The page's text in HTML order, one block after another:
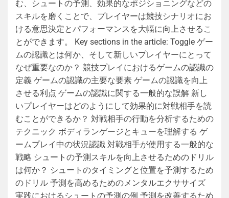
む、シュートの予測、効果的なポジショニングなどの
スキルを磨くことで、プレイヤーは競技シナリオにお
ける意思決定とパフォーマンスを大幅に向上させるこ
とができます。 Key sections in the article: Toggle ゲー
ムの認識とは何か、そして新しいプレイヤーにとって
なぜ重要なのか？ 競技プレイにおけるゲームの認識の
定義 ゲームの認識の主要な要素 ゲームの認識を向上
させる利点 ゲームの認識に関する一般的な誤解 新し
いプレイヤーはどのようにして効果的に対戦相手を読
むことができるか？ 対戦相手の行動を分析するための
テクニック ボディランゲージとキューを理解する ゲ
ームプレイ中の状況認識 対戦相手が使用する一般的な
戦略 シュートの予測スキルを向上させるためのドリル
は何か？ シュートのタイミングと位置を予測するため
のドリル 予測を高めるためのメンタルエクササイズ
実践におけるシュートの予測の例 予測を改善するため